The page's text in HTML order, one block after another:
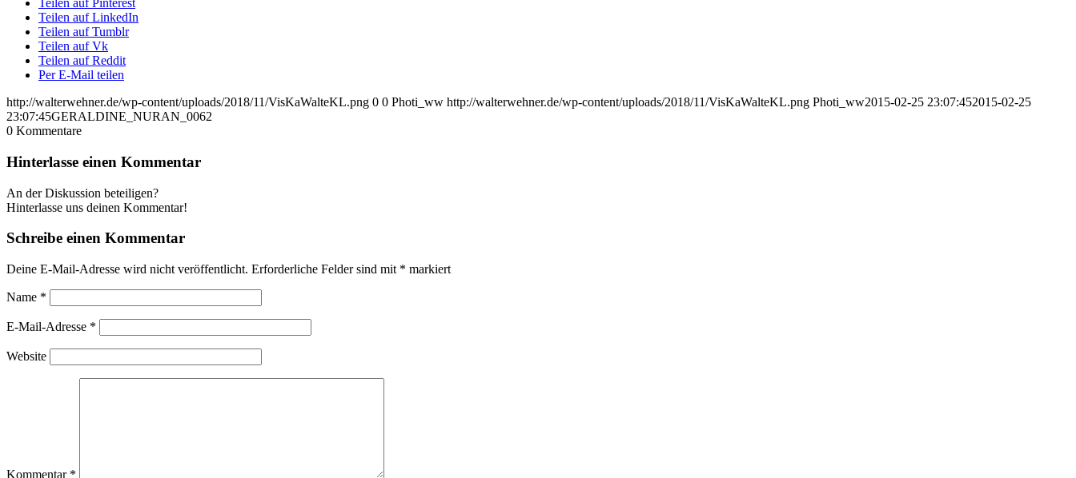
Teilen auf Pinterest
Teilen auf LinkedIn
Teilen auf Tumblr
Teilen auf Vk
Teilen auf Reddit
Per E-Mail teilen
http://walterwehner.de/wp-content/uploads/2018/11/VisKaWalteKL.png 0 0 Photi_ww http://walterwehner.de/wp-content/uploads/2018/11/VisKaWalteKL.png Photi_ww2015-02-25 23:07:452015-02-25
23:07:45GERALDINE_NURAN_0062
0 Kommentare
Hinterlasse einen Kommentar
An der Diskussion beteiligen?
Hinterlasse uns deinen Kommentar!
Schreibe einen Kommentar
Deine E-Mail-Adresse wird nicht veröffentlicht. Erforderliche Felder sind mit * markiert
Name *
E-Mail-Adresse *
Website
Kommentar *